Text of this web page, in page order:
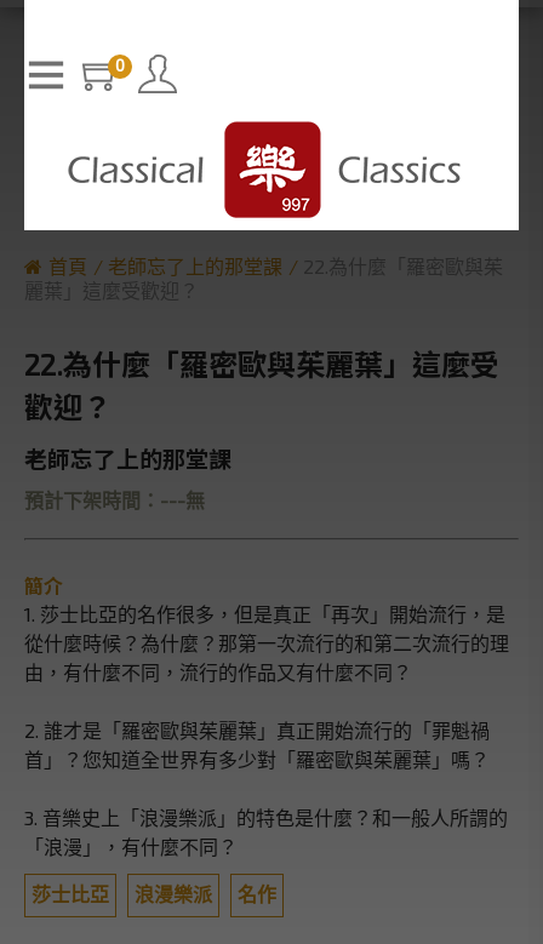
0
首頁 老師忘了上的那堂課
22.為什麼「羅密歐與茱
麗葉」這麼受歡迎？
22.為什麼「羅密歐與茱麗葉」這麼受
歡迎？
老師忘了上的那堂課
預計下架時間：---無
簡介
1. 莎士比亞的名作很多，但是真正「再次」開始流行，是
從什麼時候？為什麼？那第一次流行的和第二次流行的理
由，有什麼不同，流行的作品又有什麼不同？
2. 誰才是「羅密歐與茱麗葉」真正開始流行的「罪魁禍
首」？您知道全世界有多少對「羅密歐與茱麗葉」嗎？
3. 音樂史上「浪漫樂派」的特色是什麼？和一般人所謂的
「浪漫」，有什麼不同？
莎士比亞 浪漫樂派 名作
etwork failed or because the format is not supported.